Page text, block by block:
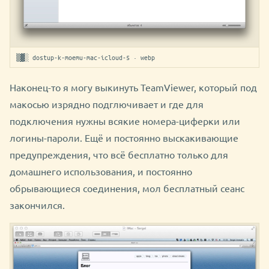
▒▓░ dostup-k-moemu-mac-icloud-5 · webp
Наконец-то я могу выкинуть TeamViewer, который под
макосью изрядно подглючивает и где для
подключения нужны всякие номера-циферки или
логины-пароли. Ещё и постоянно выскакивающие
предупреждения, что всё бесплатно только для
домашнего использования, и постоянно
обрывающиеся соединения, мол бесплатный сеанс
закончился.